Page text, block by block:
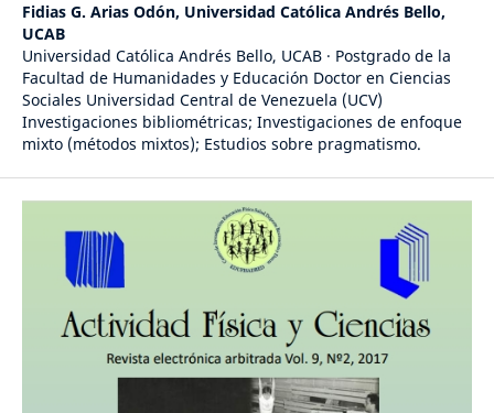
Fidias G. Arias Odón, Universidad Católica Andrés Bello,
UCAB
Universidad Católica Andrés Bello, UCAB · Postgrado de la
Facultad de Humanidades y Educación Doctor en Ciencias
Sociales Universidad Central de Venezuela (UCV)
Investigaciones bibliométricas; Investigaciones de enfoque
mixto (métodos mixtos); Estudios sobre pragmatismo.